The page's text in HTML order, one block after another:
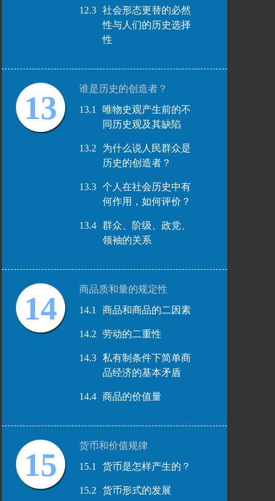
12.3
社会形态更替的必然
性与人们的历史选择
性
13
谁是历史的创造者？
13.1
唯物史观产生前的不
同历史观及其缺陷
13.2
为什么说人民群众是
历史的创造者？
13.3
个人在社会历史中有
何作用，如何评价？
13.4
群众、阶级、政党、
领袖的关系
14
商品质和量的规定性
14.1
商品和商品的二因素
14.2 劳动的二重性
14.3
私有制条件下简单商
品经济的基本矛盾
14.4 商品的价值量
15
货币和价值规律
15.1
货币是怎样产生的？
15.2 货币形式的发展